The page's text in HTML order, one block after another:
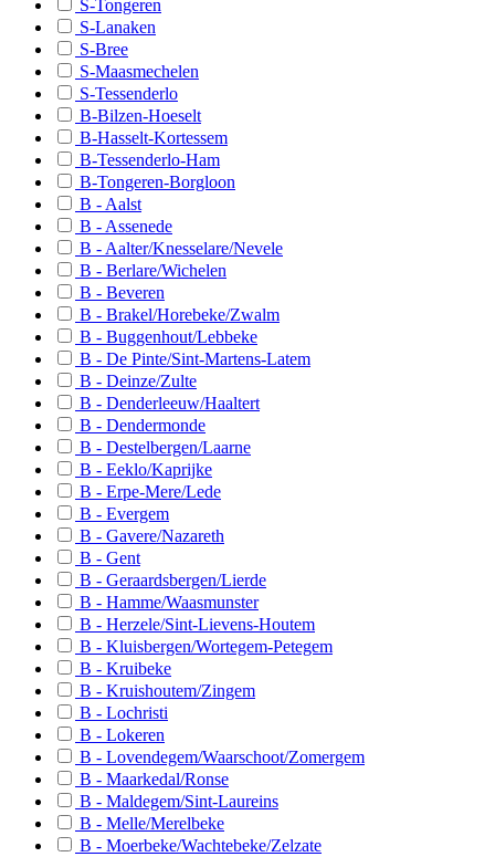
S-Lennik
S-Haacht-Rotselaar
S-Halle
S-Vilvoorde-Zaventem
S-Leuven
S-Londerzeel-Kapelle o/d Bos
S-Overijse-Tervuren
S-Tienen-Landen
S-
B-Aarschot
B-Asse
B-Beersel
B-Bierbeek
B-Kampenhout
B-Diest
B-Sint-Pieters-Leeuw
B-Zaventem
B-Herne
B-Tienen
B-Lennik
B-Liedekerke
B-Overijse
B-Tervuren
S-Tongeren
S-Lanaken
S-Bree
S-Maasmechelen
S-Tessenderlo
B-Bilzen-Hoeselt
B-Hasselt-Kortessem
B-Tessenderlo-Ham
B-Tongeren-Borgloon
B - Aalst
B - Assenede
B - Aalter/Knesselare/Nevele
B - Berlare/Wichelen
B - Beveren
B - Brakel/Horebeke/Zwalm
B - Buggenhout/Lebbeke
B - De Pinte/Sint-Martens-Latem
B - Deinze/Zulte
B - Denderleeuw/Haaltert
B - Dendermonde
B - Destelbergen/Laarne
B - Eeklo/Kaprijke
B - Erpe-Mere/Lede
B - Evergem
B - Gavere/Nazareth
B - Gent
B - Geraardsbergen/Lierde
B - Hamme/Waasmunster
B - Herzele/Sint-Lievens-Houtem
B - Kluisbergen/Wortegem-Petegem
B - Kruibeke
B - Kruishoutem/Zingem
B - Lochristi
B - Lokeren
B - Lovendegem/Waarschoot/Zomergem
B - Maarkedal/Ronse
B - Maldegem/Sint-Laureins
B - Melle/Merelbeke
B - Moerbeke/Wachtebeke/Zelzate